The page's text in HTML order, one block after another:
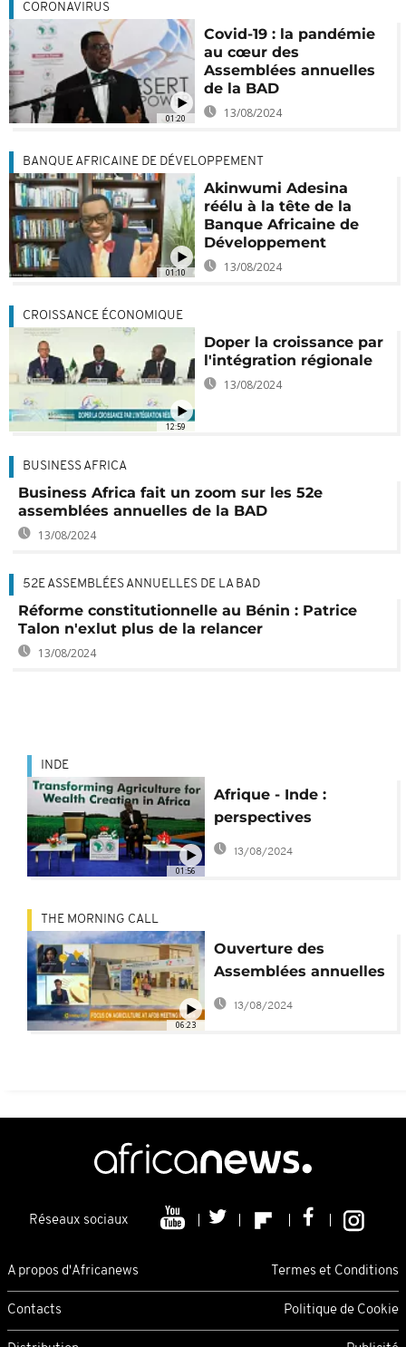
01:20
CORONAVIRUS
Covid-19 : la pandémie
au cœur des
Assemblées annuelles
de la BAD
13/08/2024
01:10
BANQUE AFRICAINE DE DÉVELOPPEMENT
Akinwumi Adesina
réélu à la tête de la
Banque Africaine de
Développement
13/08/2024
12:59
CROISSANCE ÉCONOMIQUE
Doper la croissance par
l'intégration régionale
13/08/2024
BUSINESS AFRICA
Business Africa fait un zoom sur les 52e
assemblées annuelles de la BAD
13/08/2024
52E ASSEMBLÉES ANNUELLES DE LA BAD
Réforme constitutionnelle au Bénin : Patrice
Talon n'exlut plus de la relancer
13/08/2024
01:56
INDE
Afrique - Inde :
perspectives
économiques
13/08/2024
06:23
THE MORNING CALL
Ouverture des
Assemblées annuelles
africaines de la BAD
13/08/2024
Réseaux sociaux
A propos d'Africanews Termes et Conditions
Contacts Politique de Cookie